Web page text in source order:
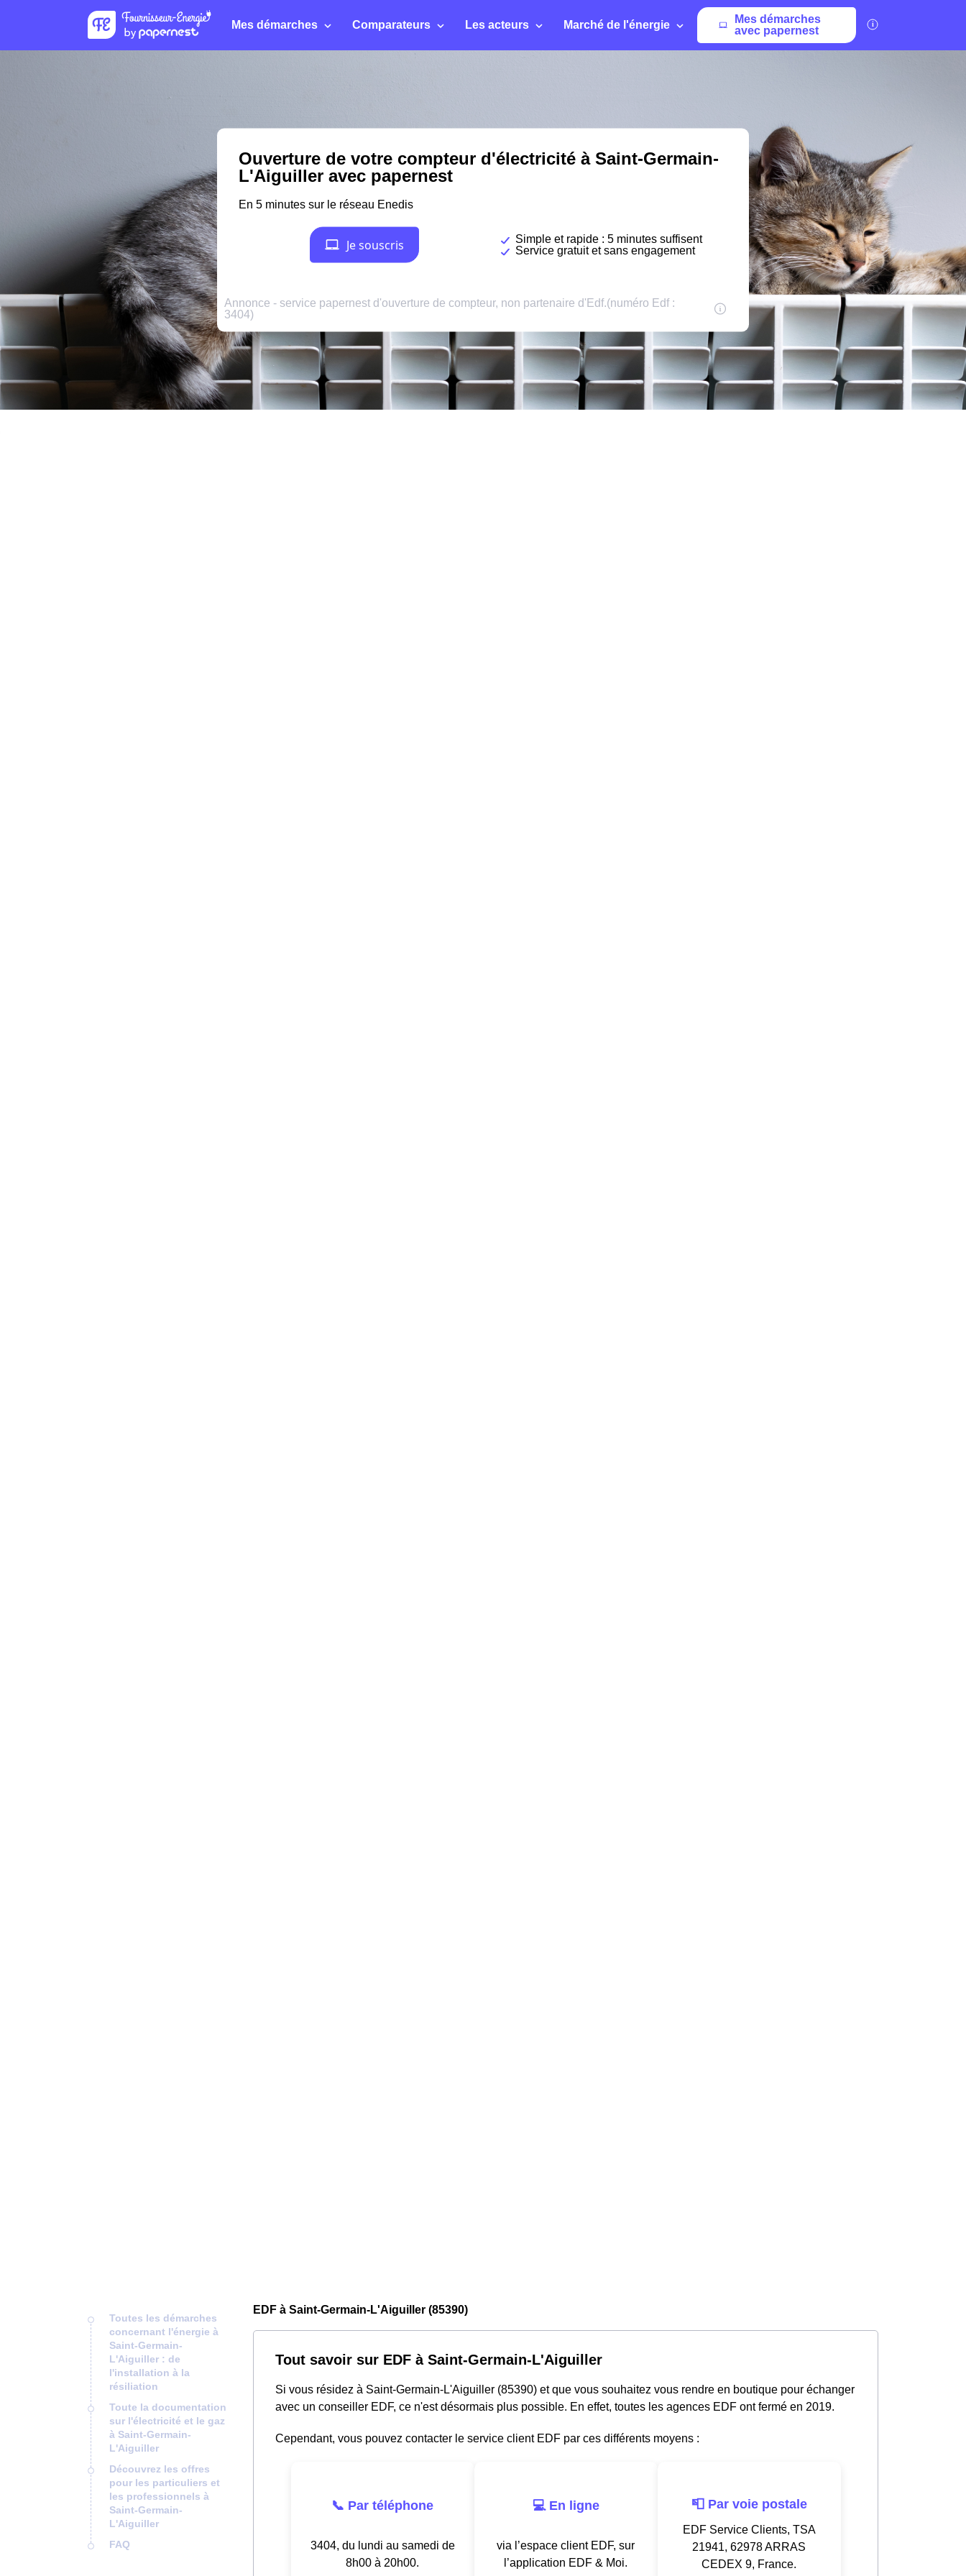
Mes démarches Comparateurs Les acteurs Marché de l'énergie
Mes démarches
avec papernest
Toutes les démarches
concernant l'énergie à
Saint-Germain-
L'Aiguiller : de
l'installation à la
résiliation
Toute la documentation
sur l'électricité et le gaz
à Saint-Germain-
L'Aiguiller
Découvrez les offres
pour les particuliers et
les professionnels à
Saint-Germain-
L'Aiguiller
FAQ
EDF à Saint-Germain-L'Aiguiller (85390)
Tout savoir sur EDF à Saint-Germain-L'Aiguiller
Si vous résidez à Saint-Germain-L'Aiguiller (85390) et que vous souhaitez vous rendre en boutique pour échanger
avec un conseiller EDF, ce n'est désormais plus possible. En effet, toutes les agences EDF ont fermé en 2019.
Cependant, vous pouvez contacter le service client EDF par ces différents moyens :
📞 Par téléphone
3404, du lundi au samedi de
8h00 à 20h00.
💻 En ligne
via l’espace client EDF, sur
l’application EDF & Moi.
📮 Par voie postale
EDF Service Clients, TSA
21941, 62978 ARRAS
CEDEX 9, France.